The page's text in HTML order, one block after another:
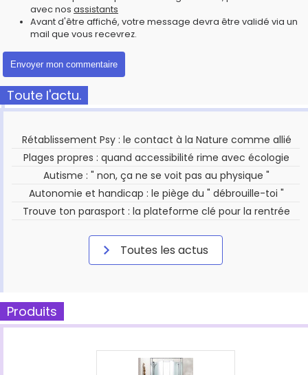
avec nos assistants
Avant d'être affiché, votre message devra être validé via un
mail que vous recevrez.
Toute l'actu.
Rétablissement Psy : le contact à la Nature comme allié
Plages propres : quand accessibilité rime avec écologie
Autisme : " non, ça ne se voit pas au physique "
Autonomie et handicap : le piège du " débrouille-toi "
Trouve ton parasport : la plateforme clé pour la rentrée
Toutes les actus
Produits